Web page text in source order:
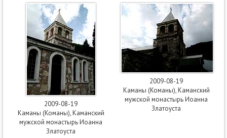
2009-08-19
Каманы (Команы), Каманский
мужской монастырь Иоанна
Златоуста
2009-08-19
Каманы (Команы), Каманский
мужской монастырь Иоанна
Златоуста